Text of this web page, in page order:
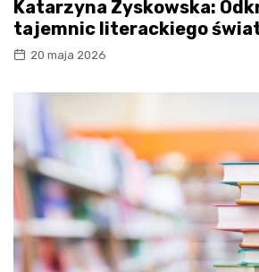
Katarzyna Zyskowska:
tajemnic literackiego
20 maja 2026